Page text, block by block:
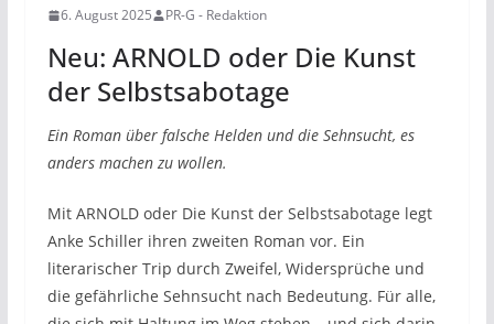
6. August 2025 PR-G - Redaktion
Neu: ARNOLD oder Die Kunst
der Selbstsabotage
Ein Roman über falsche Helden und die Sehnsucht, es
anders machen zu wollen.
Mit ARNOLD oder Die Kunst der Selbstsabotage legt
Anke Schiller ihren zweiten Roman vor. Ein
literarischer Trip durch Zweifel, Widersprüche und
die gefährliche Sehnsucht nach Bedeutung. Für alle,